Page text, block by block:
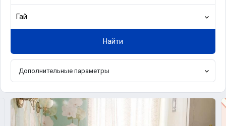
Гай
Найти
Дополнительные параметры